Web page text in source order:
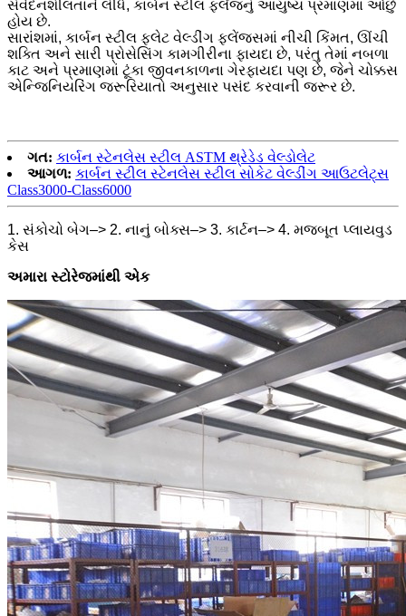
સંવેદનશીલતાને લીધે, કાર્બન સ્ટીલ ફ્લેંજનું આયુષ્ય પ્રમાણમાં ઓછું
હોય છે.
સારાંશમાં, કાર્બન સ્ટીલ ફ્લેટ વેલ્ડીંગ ફ્લેંજ્સમાં નીચી કિંમત, ઊંચી
શક્તિ અને સારી પ્રોસેસિંગ કામગીરીના ફાયદા છે, પરંતુ તેમાં નબળા
કાટ અને પ્રમાણમાં ટૂંકા જીવનકાળના ગેરફાયદા પણ છે, જેને ચોક્કસ
એન્જિનિયરિંગ જરૂરિયાતો અનુસાર પસંદ કરવાની જરૂર છે.
ગત: કાર્બન સ્ટેનલેસ સ્ટીલ ASTM થ્રેડેડ વેલ્ડોલેટ
આગળ: કાર્બન સ્ટીલ સ્ટેનલેસ સ્ટીલ સોકેટ વેલ્ડીંગ આઉટલેટ્સ
Class3000-Class6000
1. સંકોચો બેગ–> 2. નાનું બોક્સ–> 3. કાર્ટન–> 4. મજબૂત પ્લાયવુડ
કેસ
અમારા સ્ટોરેજમાંથી એક